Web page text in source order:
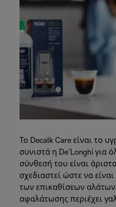
Το Decalk Care είναι το
συνιστά η De’Longhi για
σύνθεσή του είναι
σχεδιαστεί ώστε να
των επικαθίσεων
αφαλάτωσης περιέχει